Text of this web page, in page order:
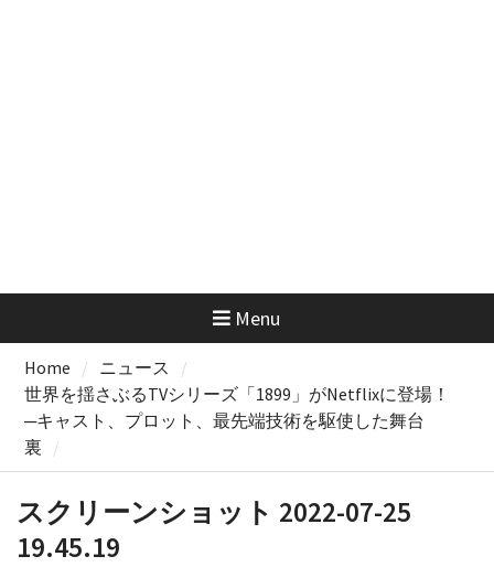
Menu
Home
ニュース
世界を揺さぶるTVシリーズ「1899」がNetflixに登場！
─キャスト、プロット、最先端技術を駆使した舞台
裏
スクリーンショット 2022-07-25
19.45.19